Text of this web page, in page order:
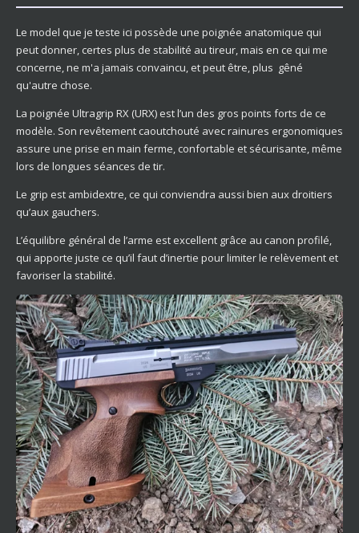
Le model que je teste ici possède une poignée anatomique qui
peut donner, certes plus de stabilité au tireur, mais en ce qui me
concerne, ne m'a jamais convaincu, et peut être, plus gêné
qu'autre chose.
La poignée Ultragrip RX (URX) est l’un des gros points forts de ce
modèle. Son revêtement caoutchouté avec rainures ergonomiques
assure une prise en main ferme, confortable et sécurisante, même
lors de longues séances de tir.
Le grip est ambidextre, ce qui conviendra aussi bien aux droitiers
qu’aux gauchers.
L’équilibre général de l’arme est excellent grâce au canon profilé,
qui apporte juste ce qu’il faut d’inertie pour limiter le relèvement et
favoriser la stabilité.